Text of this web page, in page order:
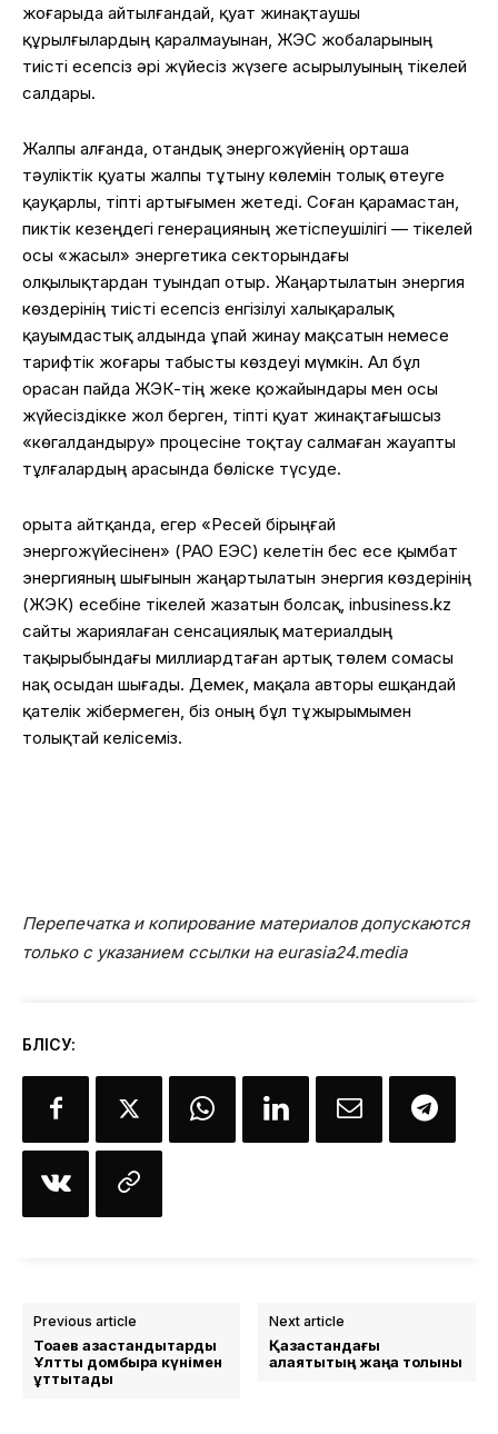
жоғарыда айтылғандай, қуат жинақтаушы
құрылғылардың қаралмауынан, ЖЭС жобаларының
тиісті есепсіз әрі жүйесіз жүзеге асырылуының тікелей
салдары.
Жалпы алғанда, отандық энергожүйенің орташа
тәуліктік қуаты жалпы тұтыну көлемін толық өтеуге
қауқарлы, тіпті артығымен жетеді. Соған қарамастан,
пиктік кезеңдегі генерацияның жетіспеушілігі — тікелей
осы «жасыл» энергетика секторындағы
олқылықтардан туындап отыр. Жаңартылатын энергия
көздерінің тиісті есепсіз енгізілуі халықаралық
қауымдастық алдында ұпай жинау мақсатын немесе
тарифтік жоғары табысты көздеуі мүмкін. Ал бұл
орасан пайда ЖЭК-тің жеке қожайындары мен осы
жүйесіздікке жол берген, тіпті қуат жинақтағышсыз
«көгалдандыру» процесіне тоқтау салмаған жауапты
тұлғалардың арасында бөліске түсуде.
Қорыта айтқанда, егер «Ресей бірыңғай
энергожүйесінен» (РАО ЕЭС) келетін бес есе қымбат
энергияның шығынын жаңартылатын энергия көздерінің
(ЖЭК) есебіне тікелей жазатын болсақ, inbusiness.kz
сайты жариялаған сенсациялық материалдың
тақырыбындағы миллиардтаған артық төлем сомасы
нақ осыдан шығады. Демек, мақала авторы ешқандай
қателік жібермеген, біз оның бұл тұжырымымен
толықтай келісеміз.
Перепечатка и копирование материалов допускаются
только с указанием ссылки на eurasia24.media
БӨЛІСУ:
Previous article
Тоқаев қазақстандықтарды
Ұлттық домбыра күнімен
құттықтады
Next article
Қазақстандағы
алаяқтықтың жаңа толқыны